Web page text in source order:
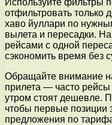
отфильтровать только
хаво йуллари по
вылета и пересадки.
рейсами с одной
сэкономить время без
Обращайте внимание
прилета — часто
утром стоят дешевле.
чтобы первые
предложения по